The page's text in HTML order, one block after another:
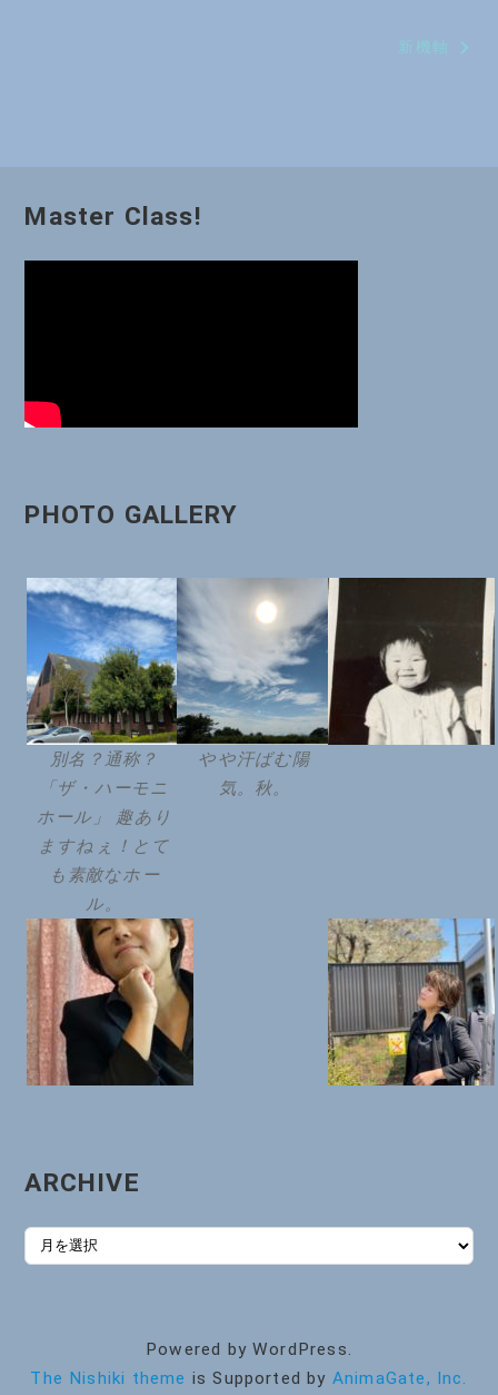
新機軸
Master Class!
PHOTO GALLERY
別名？通称？
「ザ・ハーモニ
ホール」 趣あり
ますねぇ！とて
も素敵なホー
ル。
やや汗ばむ陽
気。秋。
ARCHIVE
ARCHIVE
Powered by WordPress.
The Nishiki theme is Supported by AnimaGate, Inc.